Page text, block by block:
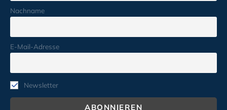
Nachname
E-Mail-Adresse
Newsletter